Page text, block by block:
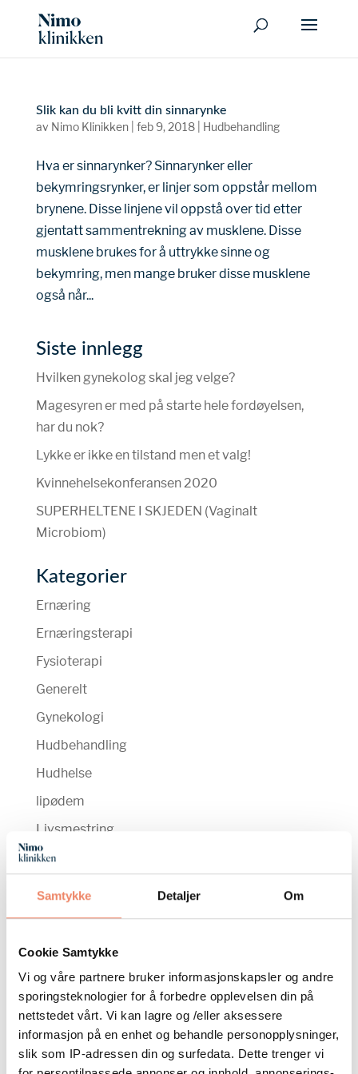
Samtykke Detaljer Om
Cookie Samtykke
Vi og våre partnere bruker informasjonskapsler og andre
sporingsteknologier for å forbedre opplevelsen din på
nettstedet vårt. Vi kan lagre og /eller aksessere
informasjon på en enhet og behandle personopplysninger,
slik som IP-adressen din og surfedata. Dette trenger vi
Slik kan du bli kvitt din sinnarynke
av Nimo Klinikken| feb 9, 2018| Hudbehandling
Hva er sinnarynker? Sinnarynker eller
bekymringsrynker, er linjer som oppstår mellom
brynene. Disse linjene vil oppstå over tid etter
gjentatt sammentrekning av musklene. Disse
musklene brukes for å uttrykke sinne og
bekymring, men mange bruker disse musklene
også når...
Siste innlegg
Hvilken gynekolog skal jeg velge?
Magesyren er med på starte hele fordøyelsen,
har du nok?
Lykke er ikke en tilstand men et valg!
Kvinnehelsekonferansen 2020
SUPERHELTENE I SKJEDEN (Vaginalt
Microbiom)
Kategorier
Ernæring
Ernæringsterapi
Fysioterapi
Generelt
Gynekologi
Hudbehandling
Hudhelse
lipødem
Livsmestring
Livsmestringsterapi
Sexologi
Urologi
Arkiv:
januar 2022